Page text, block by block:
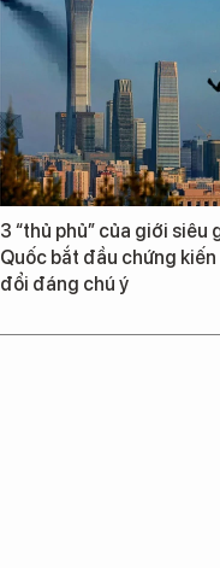
3 “thủ phủ” của giới siêu
Quốc bắt đầu chứng
đổi đáng chú ý